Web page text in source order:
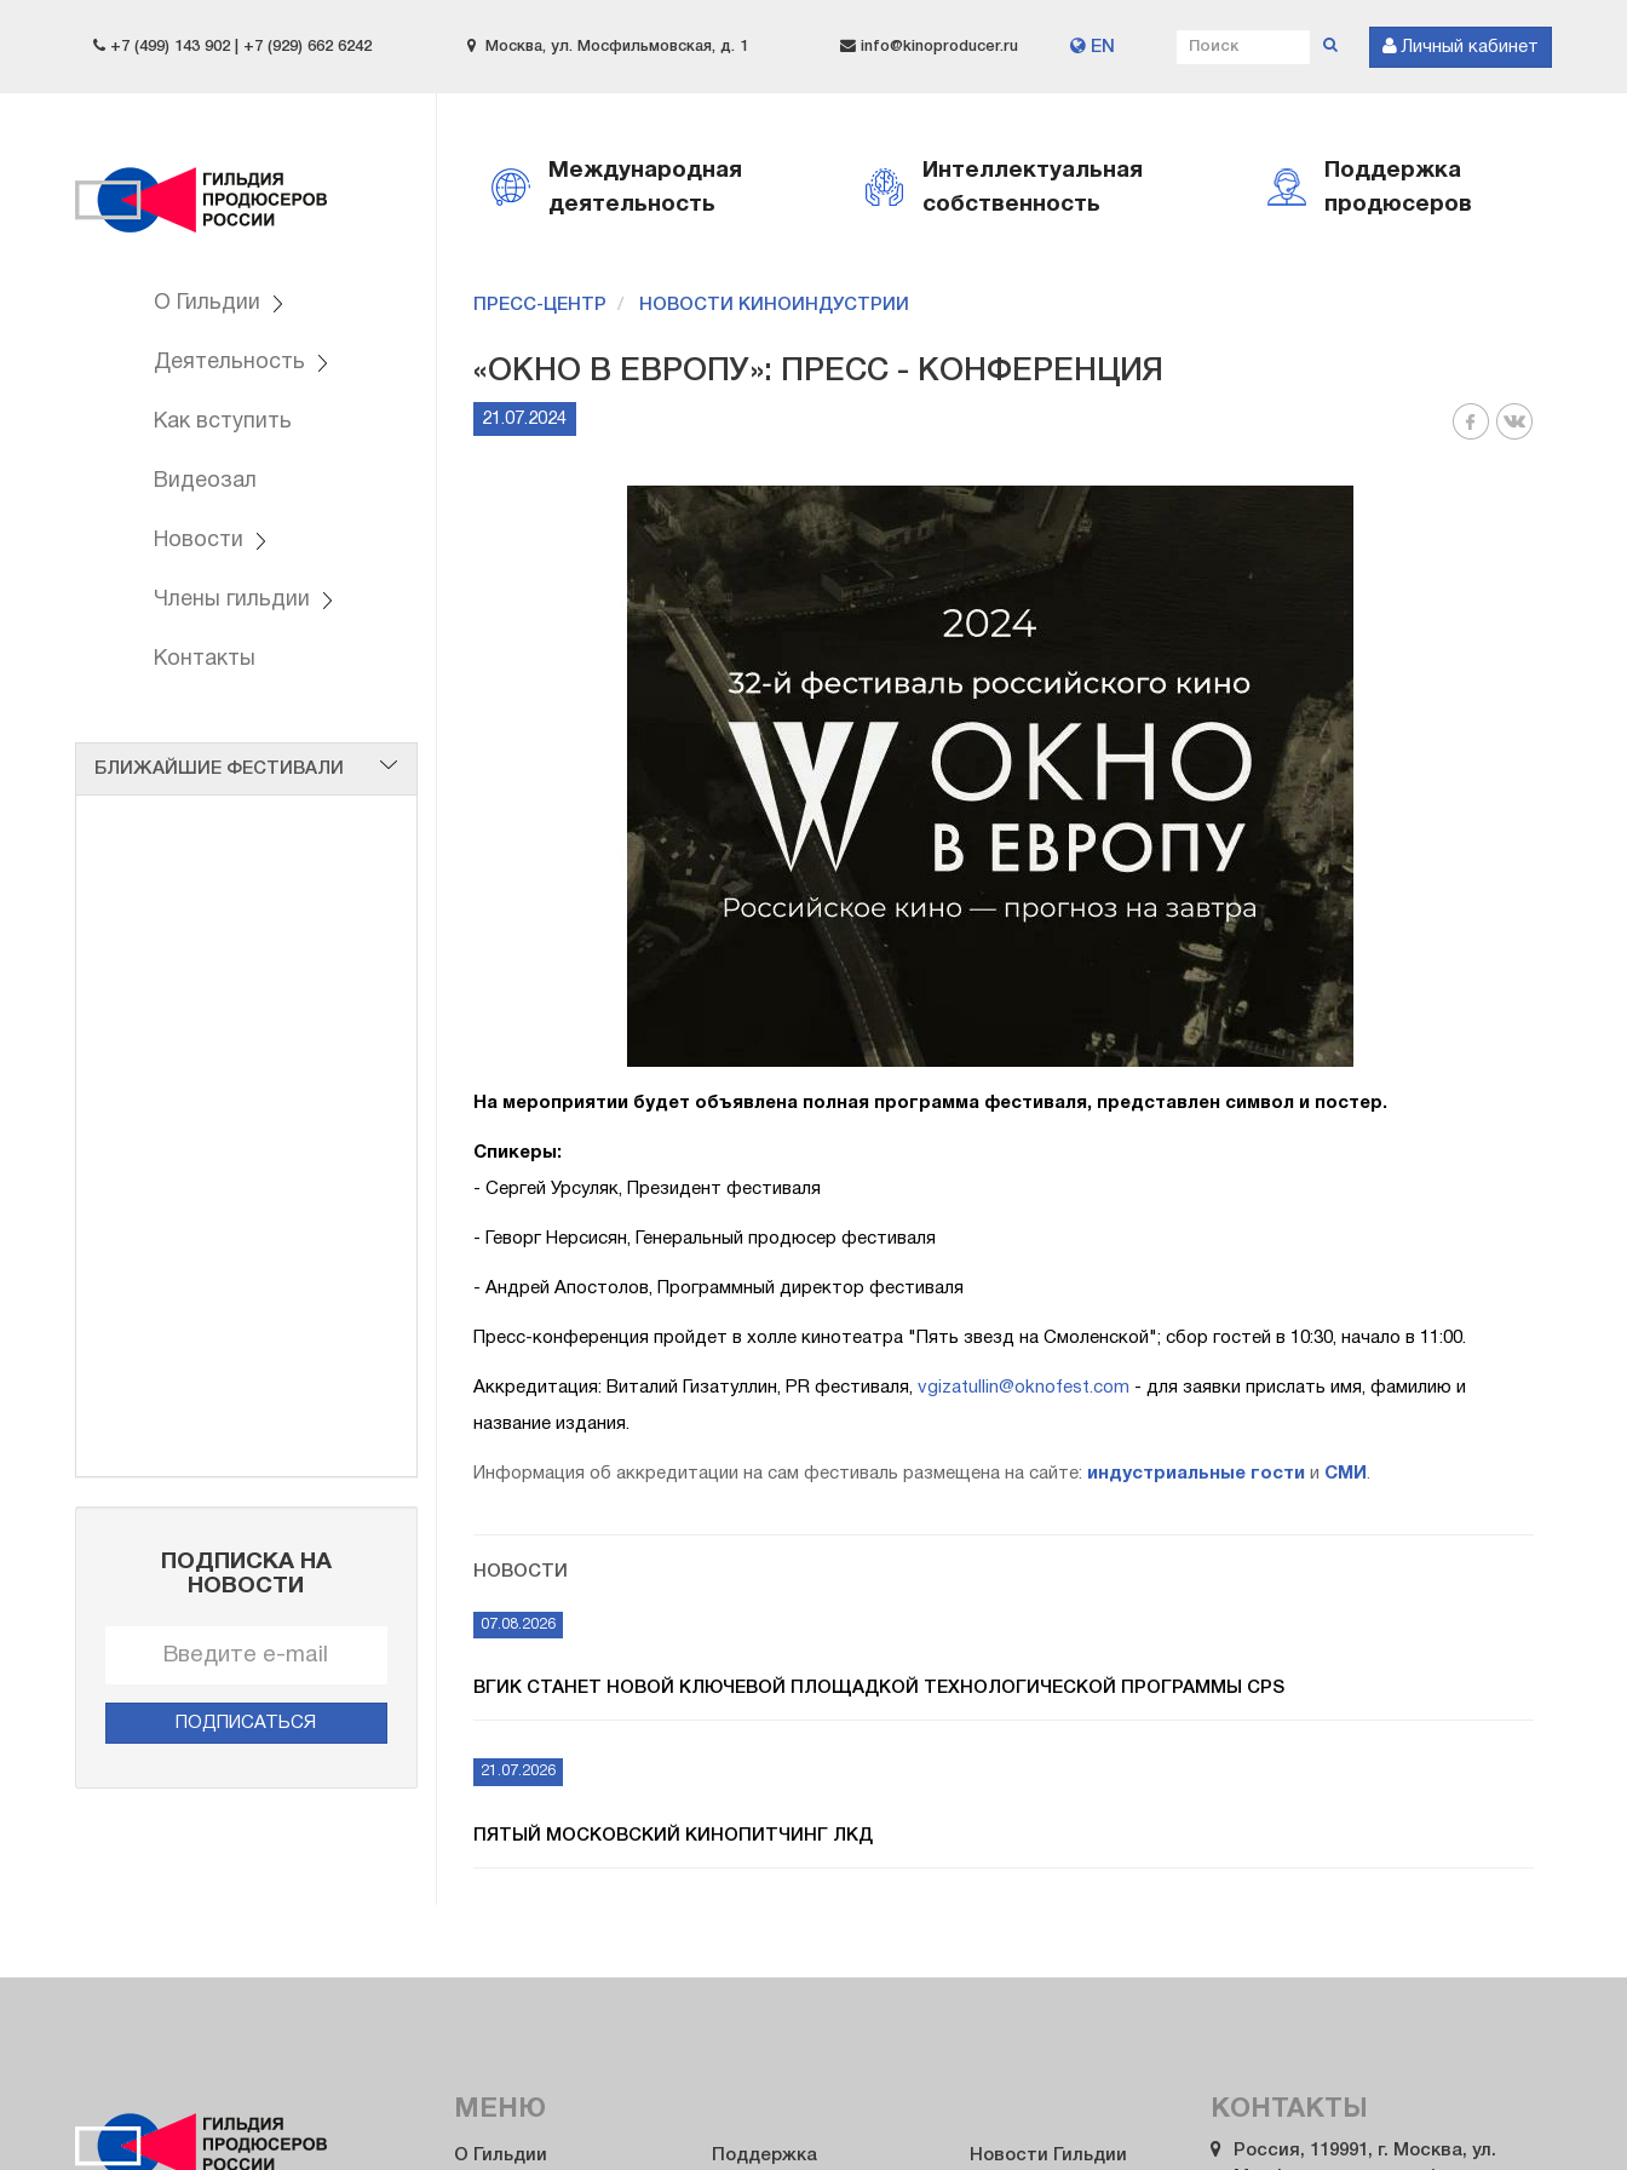
+7 (499) 143 902 | +7 (929) 662 6242 Москва, ул. Мосфильмовская, д. 1 info@kinoproducer.ru EN Личный кабинет
О Гильдии
Деятельность
Как вступить
Видеозал
Новости
Члены гильдии
Контакты
БЛИЖАЙШИЕ ФЕСТИВАЛИ
ПОДПИСКА НА
НОВОСТИ
ПОДПИСАТЬСЯ
Международная
деятельность
Интеллектуальная
собственность
Поддержка
продюсеров
ПРЕСС-ЦЕНТР НОВОСТИ КИНОИНДУСТРИИ
«ОКНО В ЕВРОПУ»: ПРЕСС - КОНФЕРЕНЦИЯ
21.07.2024
На мероприятии будет объявлена полная программа фестиваля, представлен символ и постер.
Спикеры:
- Сергей Урсуляк, Президент фестиваля
- Геворг Нерсисян, Генеральный продюсер фестиваля
- Андрей Апостолов, Программный директор фестиваля
Пресс-конференция пройдет в холле кинотеатра "Пять звезд на Смоленской"; сбор гостей в 10:30, начало в 11:00.
Аккредитация: Виталий Гизатуллин, PR фестиваля, vgizatullin@oknofest.com - для заявки прислать имя, фамилию и
название издания.
Информация об аккредитации на сам фестиваль размещена на сайте: индустриальные гостии СМИ .
НОВОСТИ
07.08.2026
ВГИК СТАНЕТ НОВОЙ КЛЮЧЕВОЙ ПЛОЩАДКОЙ ТЕХНОЛОГИЧЕСКОЙ ПРОГРАММЫ CPS
21.07.2026
ПЯТЫЙ МОСКОВСКИЙ КИНОПИТЧИНГ ЛКД
МЕНЮ
О Гильдии Поддержка Новости Гильдии
КОНТАКТЫ
Россия, 119991, г. Москва, ул.